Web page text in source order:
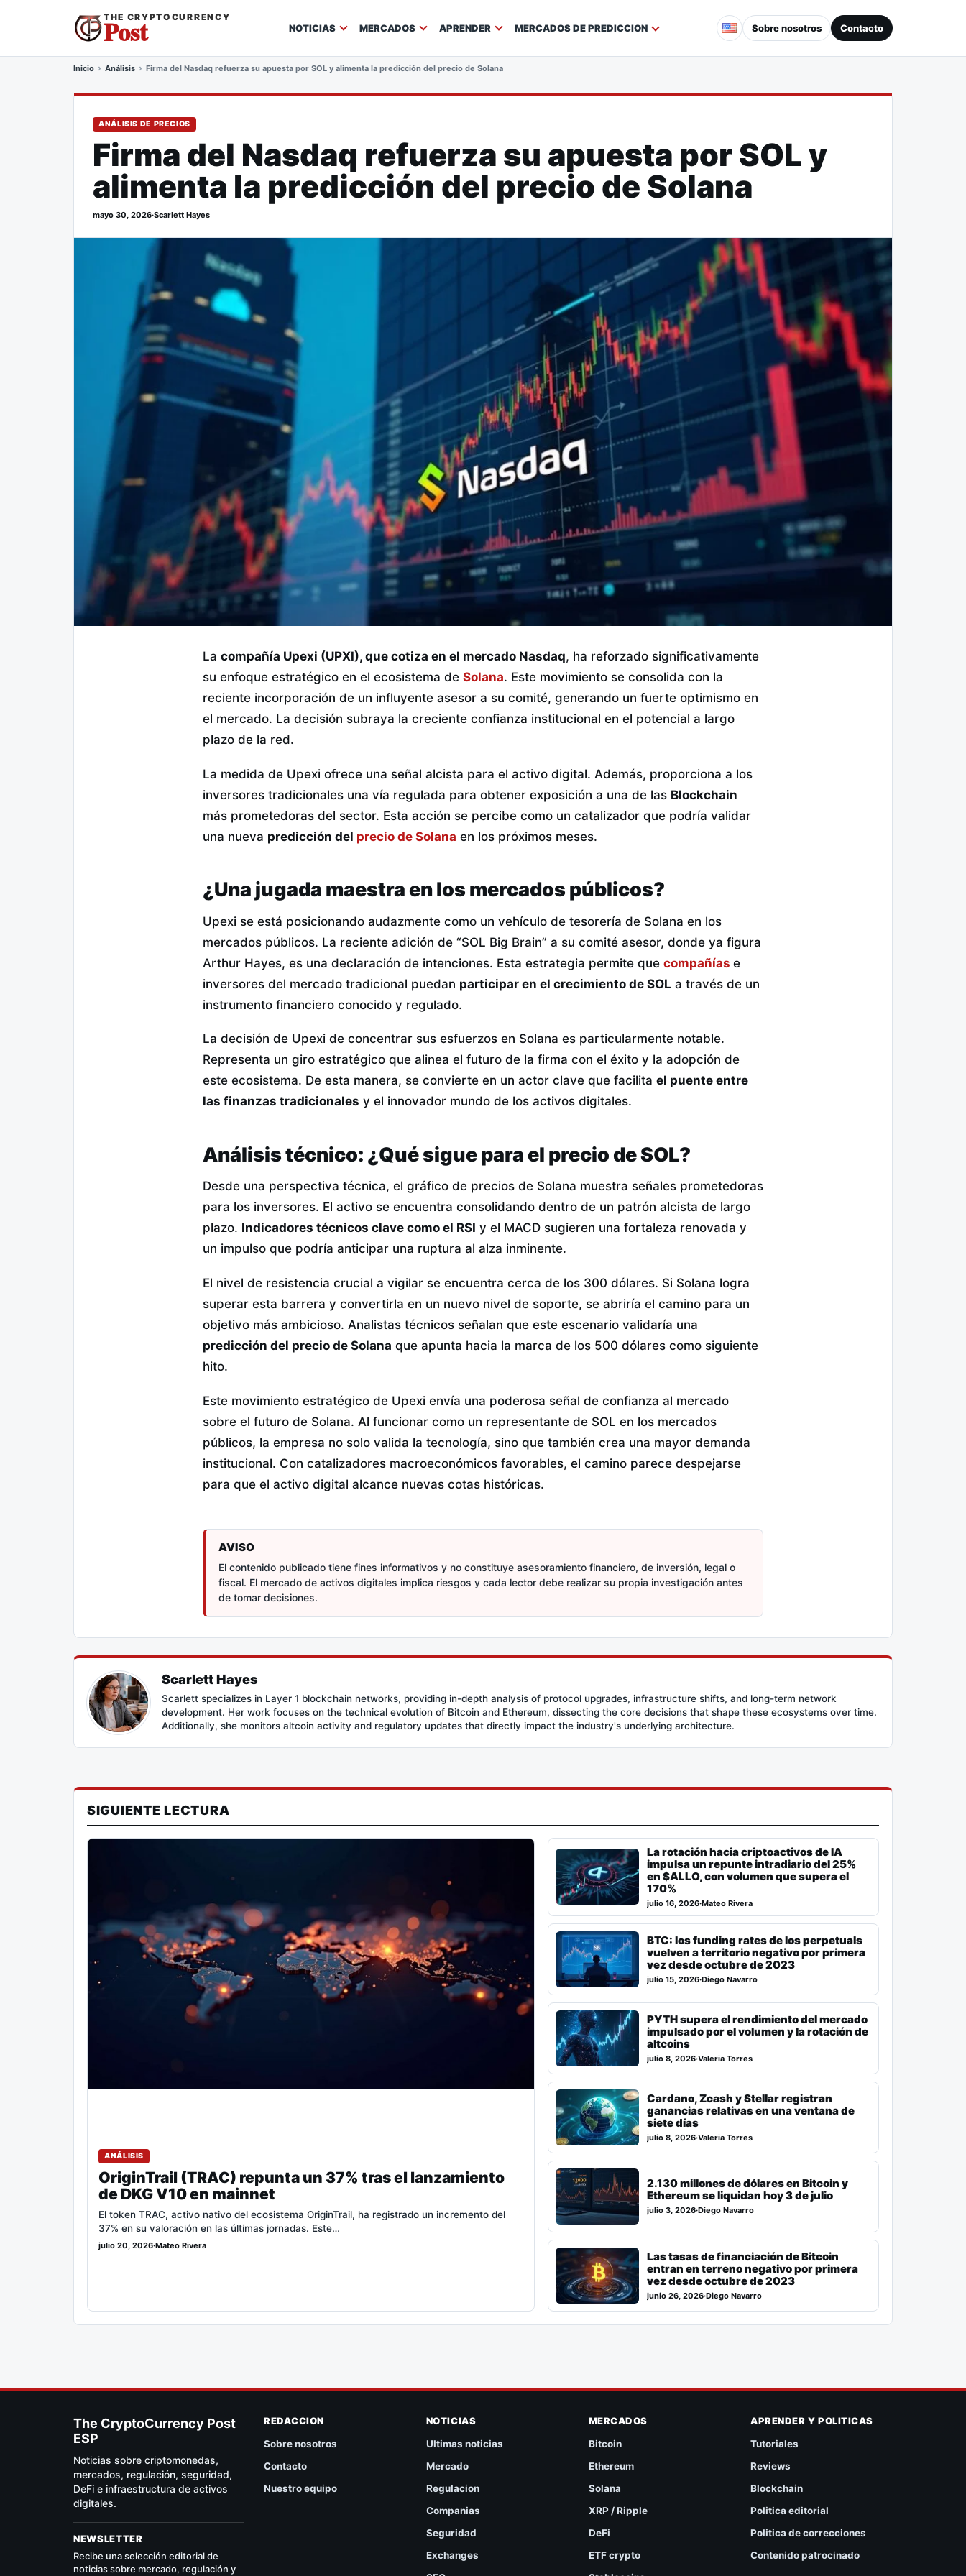
THE CRYPTOCURRENCY
Post NOTICIAS MERCADOS APRENDER MERCADOS DE PREDICCION Sobre nosotros Contacto
Inicio Análisis Firma del Nasdaq refuerza su apuesta por SOL y alimenta la predicción del precio de Solana
ANÁLISIS DE PRECIOS
Firma del Nasdaq refuerza su apuesta por SOL y
alimenta la predicción del precio de Solana
mayo 30, 2026·Scarlett Hayes
La compañía Upexi (UPXI), que cotiza en el mercado Nasdaq, ha reforzado significativamente
su enfoque estratégico en el ecosistema de Solana. Este movimiento se consolida con la
reciente incorporación de un influyente asesor a su comité, generando un fuerte optimismo en
el mercado. La decisión subraya la creciente confianza institucional en el potencial a largo
plazo de la red.
La medida de Upexi ofrece una señal alcista para el activo digital. Además, proporciona a los
inversores tradicionales una vía regulada para obtener exposición a una de las Blockchain
más prometedoras del sector. Esta acción se percibe como un catalizador que podría validar
una nueva predicción del precio de Solana en los próximos meses.
¿Una jugada maestra en los mercados públicos?
Upexi se está posicionando audazmente como un vehículo de tesorería de Solana en los
mercados públicos. La reciente adición de “SOL Big Brain” a su comité asesor, donde ya figura
Arthur Hayes, es una declaración de intenciones. Esta estrategia permite que compañías e
inversores del mercado tradicional puedan participar en el crecimiento de SOL a través de un
instrumento financiero conocido y regulado.
La decisión de Upexi de concentrar sus esfuerzos en Solana es particularmente notable.
Representa un giro estratégico que alinea el futuro de la firma con el éxito y la adopción de
este ecosistema. De esta manera, se convierte en un actor clave que facilita el puente entre
las finanzas tradicionales y el innovador mundo de los activos digitales.
Análisis técnico: ¿Qué sigue para el precio de SOL?
Desde una perspectiva técnica, el gráfico de precios de Solana muestra señales prometedoras
para los inversores. El activo se encuentra consolidando dentro de un patrón alcista de largo
plazo. Indicadores técnicos clave como el RSI y el MACD sugieren una fortaleza renovada y
un impulso que podría anticipar una ruptura al alza inminente.
El nivel de resistencia crucial a vigilar se encuentra cerca de los 300 dólares. Si Solana logra
superar esta barrera y convertirla en un nuevo nivel de soporte, se abriría el camino para un
objetivo más ambicioso. Analistas técnicos señalan que este escenario validaría una
predicción del precio de Solana que apunta hacia la marca de los 500 dólares como siguiente
hito.
Este movimiento estratégico de Upexi envía una poderosa señal de confianza al mercado
sobre el futuro de Solana. Al funcionar como un representante de SOL en los mercados
públicos, la empresa no solo valida la tecnología, sino que también crea una mayor demanda
institucional. Con catalizadores macroeconómicos favorables, el camino parece despejarse
para que el activo digital alcance nuevas cotas históricas.
AVISO
El contenido publicado tiene fines informativos y no constituye asesoramiento financiero, de inversión, legal o
fiscal. El mercado de activos digitales implica riesgos y cada lector debe realizar su propia investigación antes
de tomar decisiones.
Scarlett Hayes
Scarlett specializes in Layer 1 blockchain networks, providing in-depth analysis of protocol upgrades, infrastructure shifts, and long-term network
development. Her work focuses on the technical evolution of Bitcoin and Ethereum, dissecting the core decisions that shape these ecosystems over time.
Additionally, she monitors altcoin activity and regulatory updates that directly impact the industry's underlying architecture.
SIGUIENTE LECTURA
ANÁLISIS
OriginTrail (TRAC) repunta un 37% tras el lanzamiento
de DKG V10 en mainnet
El token TRAC, activo nativo del ecosistema OriginTrail, ha registrado un incremento del
37% en su valoración en las últimas jornadas. Este…
julio 20, 2026·Mateo Rivera
La rotación hacia criptoactivos de IA
impulsa un repunte intradiario del 25%
en $ALLO, con volumen que supera el
170%
julio 16, 2026·Mateo Rivera
BTC: los funding rates de los perpetuals
vuelven a territorio negativo por primera
vez desde octubre de 2023
julio 15, 2026·Diego Navarro
PYTH supera el rendimiento del mercado
impulsado por el volumen y la rotación de
altcoins
julio 8, 2026·Valeria Torres
Cardano, Zcash y Stellar registran
ganancias relativas en una ventana de
siete días
julio 8, 2026·Valeria Torres
2.130 millones de dólares en Bitcoin y
Ethereum se liquidan hoy 3 de julio
julio 3, 2026·Diego Navarro
Las tasas de financiación de Bitcoin
entran en terreno negativo por primera
vez desde octubre de 2023
junio 26, 2026·Diego Navarro
The CryptoCurrency Post
ESP
Noticias sobre criptomonedas,
mercados, regulación, seguridad,
DeFi e infraestructura de activos
digitales.
NEWSLETTER
Recibe una selección editorial de
noticias sobre mercado, regulación y
REDACCION
Sobre nosotros
Contacto
Nuestro equipo
NOTICIAS
Ultimas noticias
Mercado
Regulacion
Companias
Seguridad
Exchanges
MERCADOS
Bitcoin
Ethereum
Solana
XRP / Ripple
DeFi
ETF crypto
APRENDER Y POLITICAS
Tutoriales
Reviews
Blockchain
Politica editorial
Politica de correcciones
Contenido patrocinado